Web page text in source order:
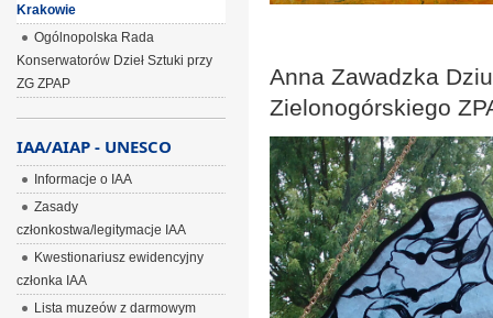
Anna Zawadzka
Zielonogórskiego
Krakowie
Ogólnopolska Rada
Konserwatorów Dzieł Sztuki przy
ZG ZPAP
IAA/AIAP - UNESCO
Informacje o IAA
Zasady
członkostwa/legitymacje IAA
Kwestionariusz ewidencyjny
członka IAA
Lista muzeów z darmowym